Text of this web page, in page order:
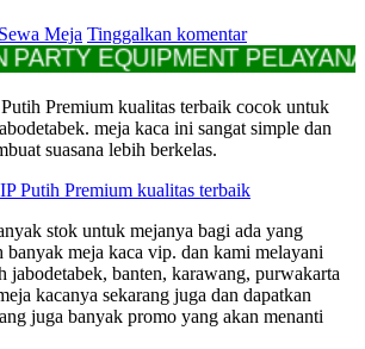
Sewa Meja Tinggalkan komentar
EQUIPMENT PELAYANAN
Premium kualitas terbaik cocok untuk
meja kaca ini sangat simple dan
suasana lebih berkelas.
stok untuk mejanya bagi ada yang
banyak meja kaca vip. dan kami melayani
jabodetabek, banten, karawang, purwakarta
kacanya sekarang juga dan dapatkan
juga banyak promo yang akan menanti